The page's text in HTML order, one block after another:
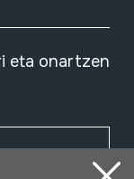
eta onartzen